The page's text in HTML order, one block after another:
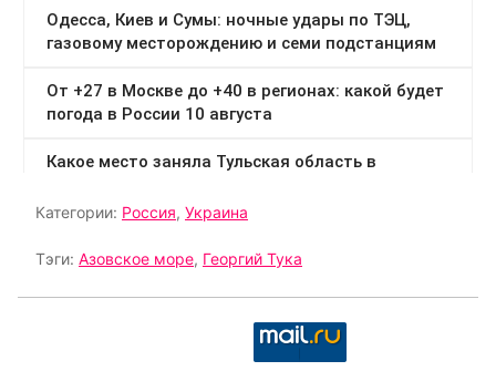
Категории: Россия, Украина
Тэги: Азовское море, Георгий Тука